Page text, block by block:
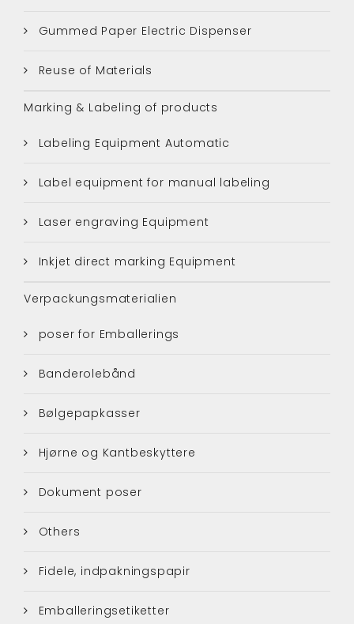
Gummed Paper Electric Dispenser
Reuse of Materials
Marking & Labeling of products
Labeling Equipment Automatic
Label equipment for manual labeling
Laser engraving Equipment
Inkjet direct marking Equipment
Verpackungsmaterialien
poser for Emballerings
Banderolebånd
Bølgepapkasser
Hjørne og Kantbeskyttere
Dokument poser
Others
Fidele, indpakningspapir
Emballeringsetiketter